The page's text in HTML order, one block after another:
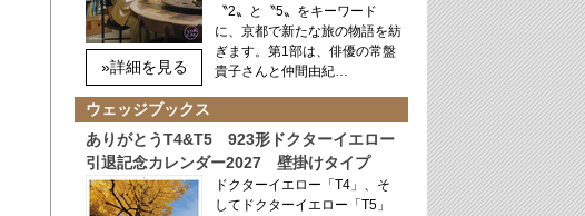
»詳細を見る
〝2〟と〝5〟をキーワード
に、京都で新たな旅の物語を紡
ぎます。第1部は、俳優の常盤
貴子さんと仲間由紀…
ウェッジブックス
ありがとうT4&T5 923形ドクターイエロー
引退記念カレンダー2027 壁掛けタイプ
ドクターイエロー「T4」、そ
してドクターイエロー「T5」